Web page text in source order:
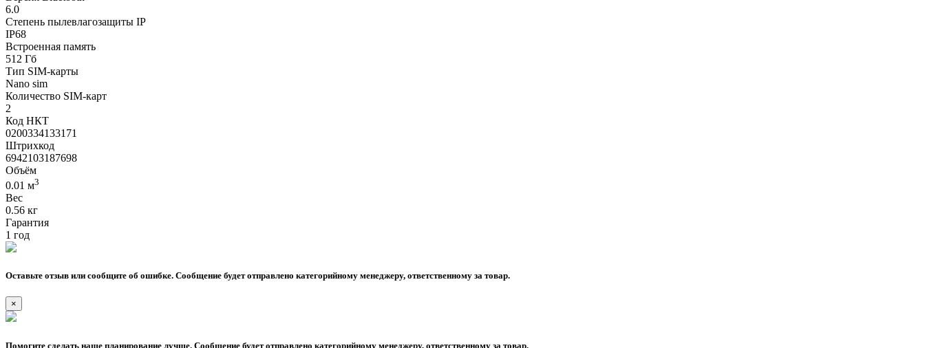
6.0
Степень пылевлагозащиты IP
IP68
Встроенная память
512 Гб
Тип SIM-карты
Nano sim
Количество SIM-карт
2
Код НКТ
0200334133171
Штрихкод
6942103187698
Объём
0.01 м3
Вес
0.56 кг
Гарантия
1 год
Оставьте отзыв или сообщите об ошибке. Сообщение будет отправлено категорийному менеджеру, ответственному за товар.
×
Помогите сделать наше планирование лучше. Сообщение будет отправлено категорийному менеджеру, ответственному за товар.